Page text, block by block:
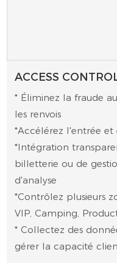
ACCESS
* Éliminez la fraude
les renvois
*Accélérez l'entrée et
*Intégration
billetterie ou de
d'analyse
*Contrôlez plusieurs
VIP, Camping,
* Collectez des
gérer la capacité